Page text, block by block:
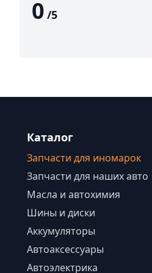
0 /5
Каталог
Запчасти для иномарок
Запчасти для наших авто
Масла и автохимия
Шины и диски
Аккумуляторы
Автоаксессуары
Автоэлектрика